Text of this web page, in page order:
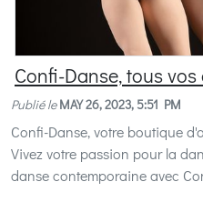
Confi-Danse, tous
Publié le MAY 26, 2023, 5:51 PM
Confi-Danse, votre boutique
Vivez votre passion pour la
danse contemporaine avec